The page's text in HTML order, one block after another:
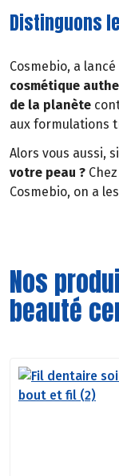
Distinguons
Cosmebio, a
cosmétique
de la planète
aux formulations
Alors vous aussi, si
votre peau ?
Cosmebio, on a
Nos
beauté